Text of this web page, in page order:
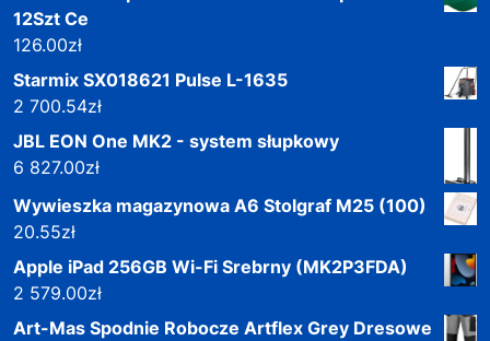
12Szt Ce
126.00zł
Starmix SX018621 Pulse L-1635
2 700.54zł
JBL EON One MK2 - system słupkowy
6 827.00zł
Wywieszka magazynowa A6 Stolgraf M25 (100)
20.55zł
Apple iPad 256GB Wi-Fi Srebrny (MK2P3FDA)
2 579.00zł
Art-Mas Spodnie Robocze Artflex Grey Dresowe